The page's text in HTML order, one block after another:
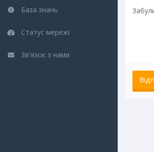
База знань
Статус мережі
Зв'язок з нами